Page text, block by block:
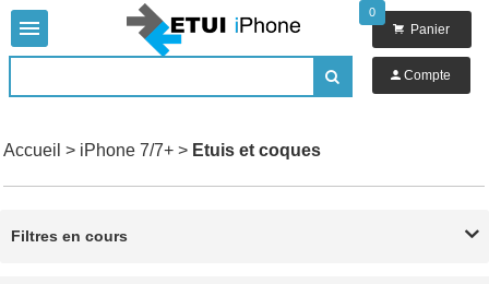


0
 Panier
 Compte
Accueil > iPhone 7/7+ > Etuis et coques
Filtres en cours 